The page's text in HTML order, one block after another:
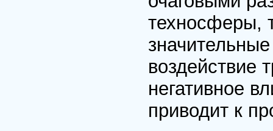
техносферы,
воздействие
негативное
приводит к